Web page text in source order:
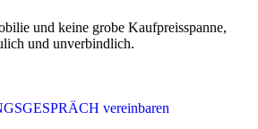
und keine grobe Kaufpreisspanne,
und unverbindlich.
vereinbaren